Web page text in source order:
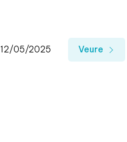
12/05/2025 Veure